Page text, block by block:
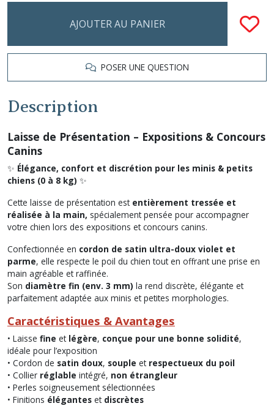
AJOUTER AU PANIER
POSER UNE QUESTION
Description
Laisse de Présentation – Expositions & Concours
Canins
✨ Élégance, confort et discrétion pour les minis & petits
chiens (0 à 8 kg) ✨
Cette laisse de présentation est entièrement tressée et
réalisée à la main, spécialement pensée pour accompagner
votre chien lors des expositions et concours canins.
Confectionnée en cordon de satin ultra-doux violet et
parme, elle respecte le poil du chien tout en offrant une prise en
main agréable et raffinée.
Son diamètre fin (env. 3 mm) la rend discrète, élégante et
parfaitement adaptée aux minis et petites morphologies.
Caractéristiques & Avantages
• Laisse fine et légère, conçue pour une bonne solidité,
idéale pour l’exposition
• Cordon de satin doux, souple et respectueux du poil
• Collier réglable intégré, non étrangleur
• Perles soigneusement sélectionnées
• Finitions élégantes et discrètes